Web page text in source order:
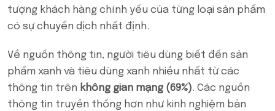
tượng khách hàng chính yếu của từng loại sản phẩm
có sự chuyển dịch nhất định.
Về nguồn thông tin, người tiêu dùng biết đến sản
phẩm xanh và tiêu dùng xanh nhiều nhất từ các
thông tin trên không gian mạng (69%). Các nguồn
thông tin truyền thống hơn như kinh nghiệm bản